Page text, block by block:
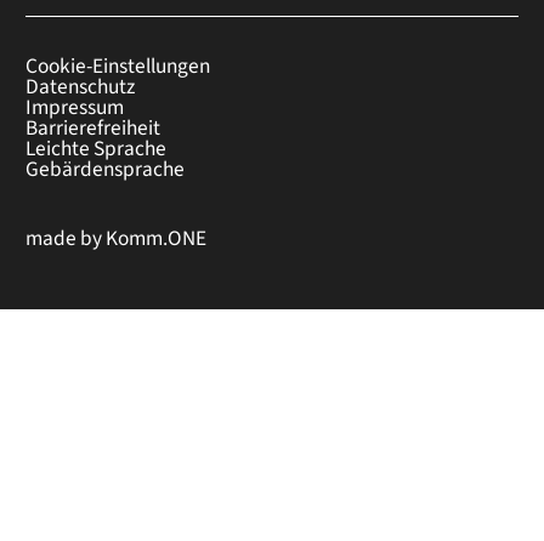
Cookie-Einstellungen
Datenschutz
Impressum
Barrierefreiheit
Leichte Sprache
Gebärdensprache
made byKomm.ONE